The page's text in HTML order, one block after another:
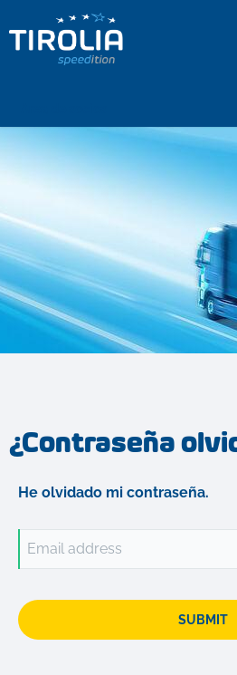
¿Contraseña
He olvidado mi contraseña.
Email address
SUBMIT